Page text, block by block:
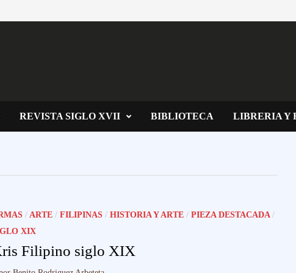
REVISTA SIGLO XVII BIBLIOTECA LIBRERIA Y
/ ARTE/ FILIPINAS/ HISTORIA Y ARTE/ PIEZA DESTACADA/
XIX
Filipino siglo XIX